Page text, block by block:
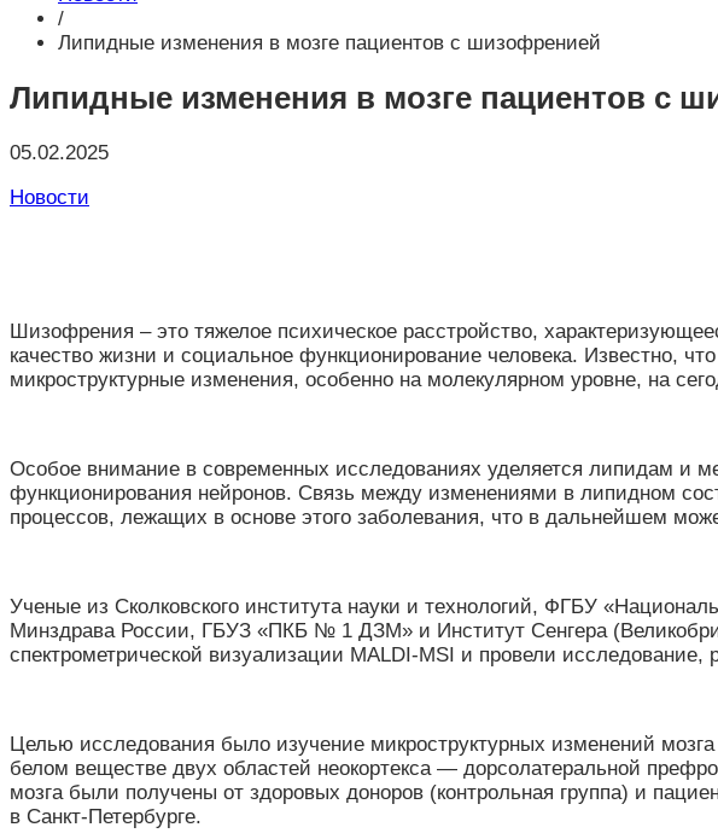
/
Липидные изменения в мозге пациентов с шизофренией
Липидные изменения в мозге пациентов с
05.02.2025
Новости
Шизофрения – это тяжелое психическое расстройство,
качество жизни и социальное функционирование человека. Известно,
микроструктурные изменения, особенно на молекулярном уровне, на
Особое внимание в современных исследованиях уделяется липидам и
функционирования нейронов. Связь между изменениями в липидном
процессов, лежащих в основе этого заболевания, что в дальнейшем
Ученые из Сколковского института науки и технологий, ФГБУ
Минздрава России, ГБУЗ «ПКБ № 1 ДЗМ» и Институт Сенгера
спектрометрической визуализации MALDI-MSI и провели
Целью исследования было изучение микроструктурных изменений
белом веществе двух областей неокортекса — дорсолатеральной
мозга были получены от здоровых доноров (контрольная группа) и
в Санкт-Петербурге.